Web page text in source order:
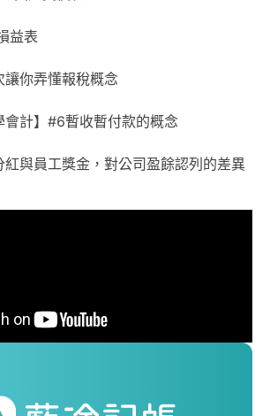
益表
你弄懂報稅概念
會計】#6暫收暫付款的概念
與員工獎金，對公司盈餘認列的差異